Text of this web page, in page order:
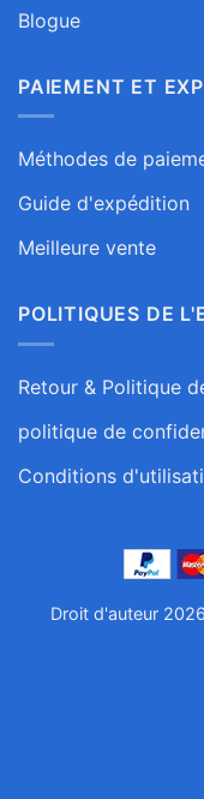
Blogue
PAIEMENT ET
Méthodes de
Guide d'expédition
Meilleure vente
POLITIQUES DE
Retour & Politique
politique de
Conditions
Droit d'auteur